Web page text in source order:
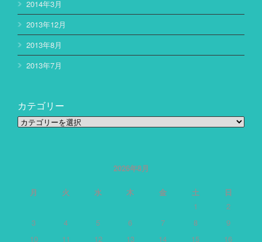
2014年3月
2013年12月
2013年8月
2013年7月
カテゴリー
カ
2026年8月
月 火 水 木 金 土
日
1
2
3
4 5 6 7 8
9
10
11 12 13 14 15 16